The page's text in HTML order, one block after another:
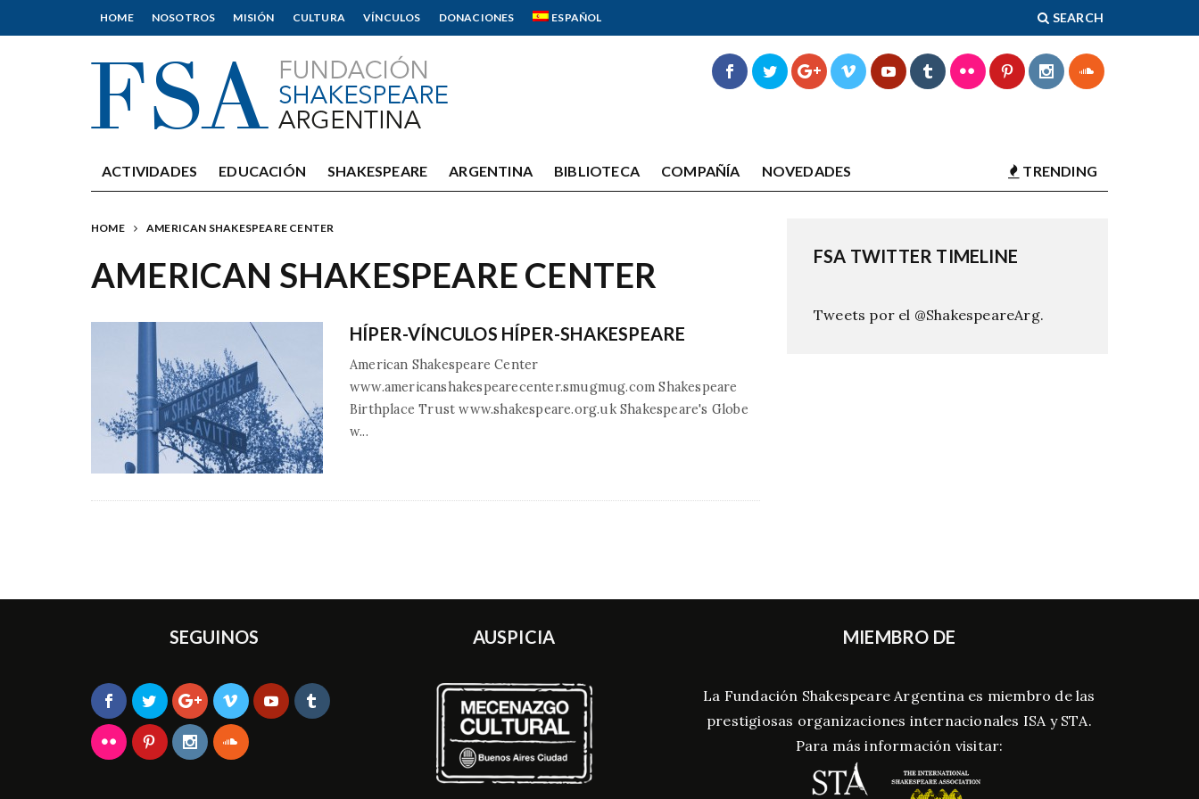
HOME NOSOTROS MISIÓN CULTURA VÍNCULOS DONACIONES ESPAÑOL SEARCH
ACTIVIDADES EDUCACIÓN SHAKESPEARE ARGENTINA BIBLIOTECA COMPAÑÍA NOVEDADES TRENDING
HOME AMERICAN SHAKESPEARE CENTER
AMERICAN SHAKESPEARE CENTER
HÍPER-VÍNCULOS HÍPER-SHAKESPEARE
American Shakespeare Center
www.americanshakespearecenter.smugmug.com Shakespeare
Birthplace Trust www.shakespeare.org.uk Shakespeare's Globe
w...
FSA TWITTER TIMELINE
Tweets por el @ShakespeareArg.
SEGUINOS AUSPICIA MIEMBRO DE
La Fundación Shakespeare Argentina es miembro de las
prestigiosas organizaciones internacionales ISA y STA.
Para más información visitar: